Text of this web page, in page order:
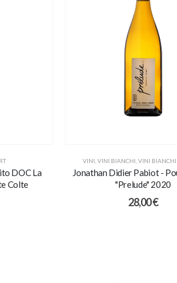
DOC La
Colte
VINI VINI BIANCHI VINI BIANCHI
Jonathan Didier Pabiot -
"Prelude" 2020
28,00€